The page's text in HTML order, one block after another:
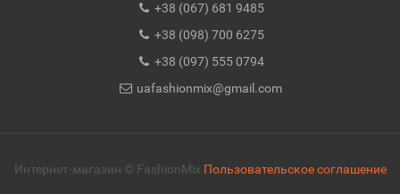
+38 (067) 681 9485
+38 (098) 700 6275
+38 (097) 555 0794
uafashionmix@gmail.com
Интернет-магазин © FashionMix Пользовательское соглашение